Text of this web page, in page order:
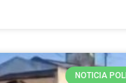
NOTICIA